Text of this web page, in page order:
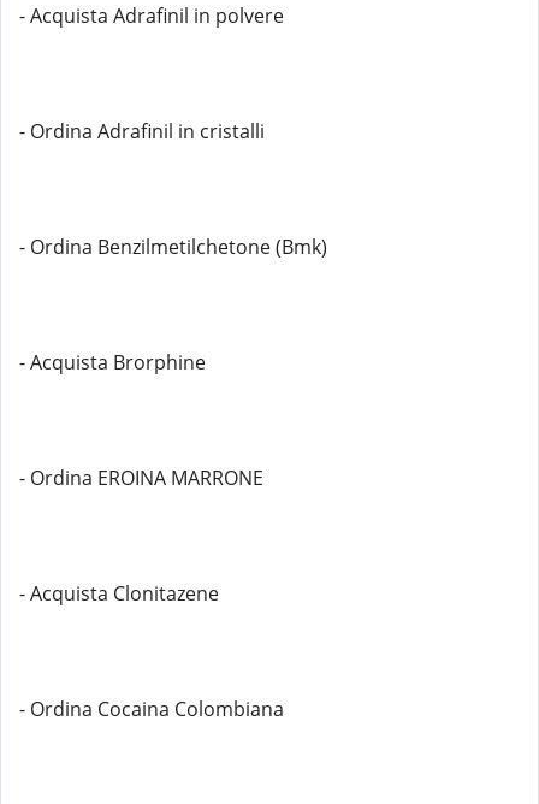
- Acquista Adrafinil in polvere
- Ordina Adrafinil in cristalli
- Ordina Benzilmetilchetone (Bmk)
- Acquista Brorphine
- Ordina EROINA MARRONE
- Acquista Clonitazene
- Ordina Cocaina Colombiana